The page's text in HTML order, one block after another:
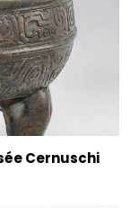
Cernuschi